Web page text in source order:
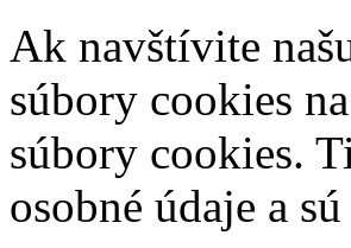
Ak navštívite
súbory cookies
súbory cookies.
osobné údaje a